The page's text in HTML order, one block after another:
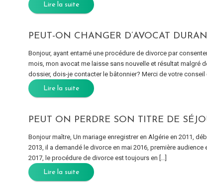
Lire la suite
PEUT-ON CHANGER D’AVOCAT
Bonjour, ayant entamé une procédure de divorce par
mois, mon avocat me laisse sans nouvelle et résultat malgré
dossier, dois-je contacter le bâtonnier? Merci de votre conseil
Lire la suite
PEUT ON PERDRE SON TITRE DE
Bonjour maître, Un mariage enregistrer en Algérie en 2011,
2013, il a demandé le divorce en mai 2016, première
2017, le procédure de divorce est toujours en […]
Lire la suite